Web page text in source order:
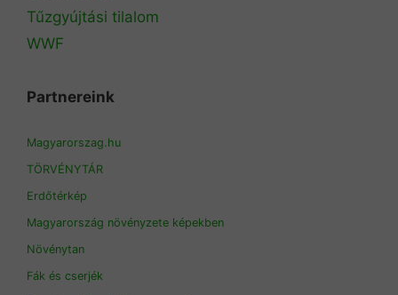
Tűzgyújtási tilalom
WWF
Partnereink
Magyarorszag.hu
TÖRVÉNYTÁR
Erdőtérkép
Magyarország növényzete képekben
Növénytan
Fák és cserjék